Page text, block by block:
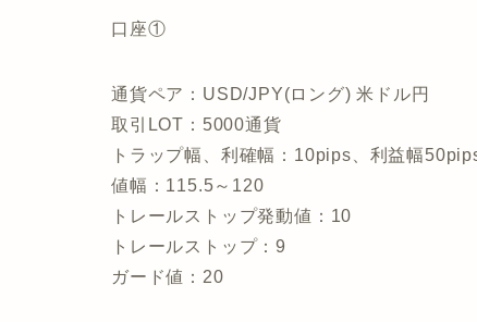
口座①
通貨ペア：USD/JPY(ロング) 米ドル円
取引LOT：5000通貨
トラップ幅、利確幅：10pips、利益幅
値幅：115.5～120
トレールストップ発動値：10
トレールストップ：9
ガード値：20